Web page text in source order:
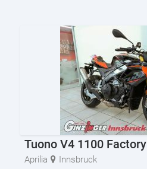
Tuono V4 1100 Factory
Aprilia
Innsbruck